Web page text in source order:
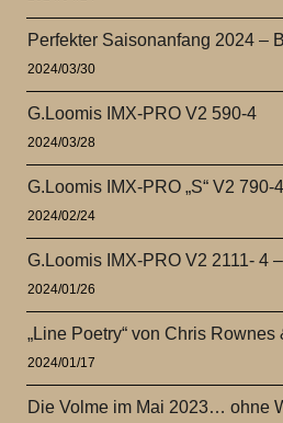
Perfekter Saisonanfang 2024 –
2024/03/30
G.Loomis IMX-PRO V2 590-4
2024/03/28
G.Loomis IMX-PRO „S“ V2 790-4
2024/02/24
G.Loomis IMX-PRO V2 2111- 4
2024/01/26
„Line Poetry“ von Chris
2024/01/17
Die Volme im Mai 2023… ohne